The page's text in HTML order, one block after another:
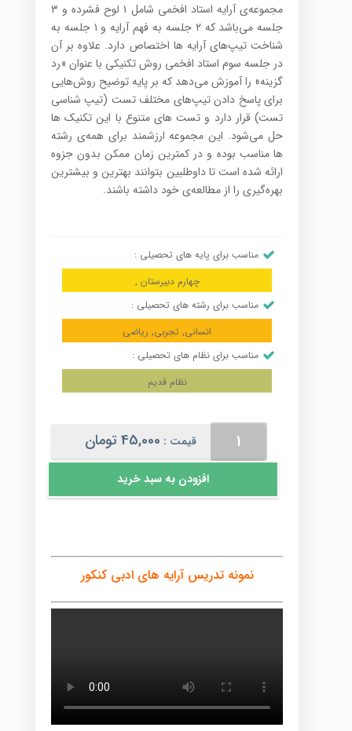
مجموعه‌ی آرایه استاد افخمی شامل ۱ لوح فشرده و ۳
جلسه می‌باشد که ۲ جلسه به فهم آرایه و ۱ جلسه به
شناخت تیپ‌های آرایه ها اختصاص دارد. علاوه بر آن
در جلسه سوم استاد افخمی روش تکنیکی با عنوان «رد
گزینه» را آموزش می‌دهد که بر پایه توضیح روش‌هایی
برای پاسخ دادن تیپ‌های مختلف تست (تیپ شناسی
تست) قرار دارد و تست های متنوع با این تکنیک ها
حل می‌شود. این مجموعه ارزشمند برای همه‌ی رشته
ها مناسب بوده و در کمترین زمان ممکن بدون جزوه
ارائه شده است تا داوطلبین بتوانند بهترین و بیشترین
بهره‌گیری را از مطالعه‌ی خود داشته باشند.
مناسب برای پایه های تحصیلی :
چهارم دبیرستان ,
مناسب برای رشته های تحصیلی :
انسانی, تجربی, ریاضی
مناسب برای نظام های تحصیلی :
نظام قدیم
ادبی
عدد
قیمت : 45,000 تومان
افزودن به سبد خرید
نمونه تدریس آرایه های ادبی کنکور